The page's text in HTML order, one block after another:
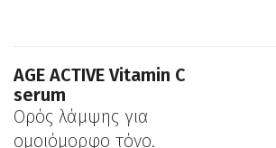
ΑGE ACTIVE Vitamin C
serum
Ορός λάμψης για
ομοιόμορφο τόνο.